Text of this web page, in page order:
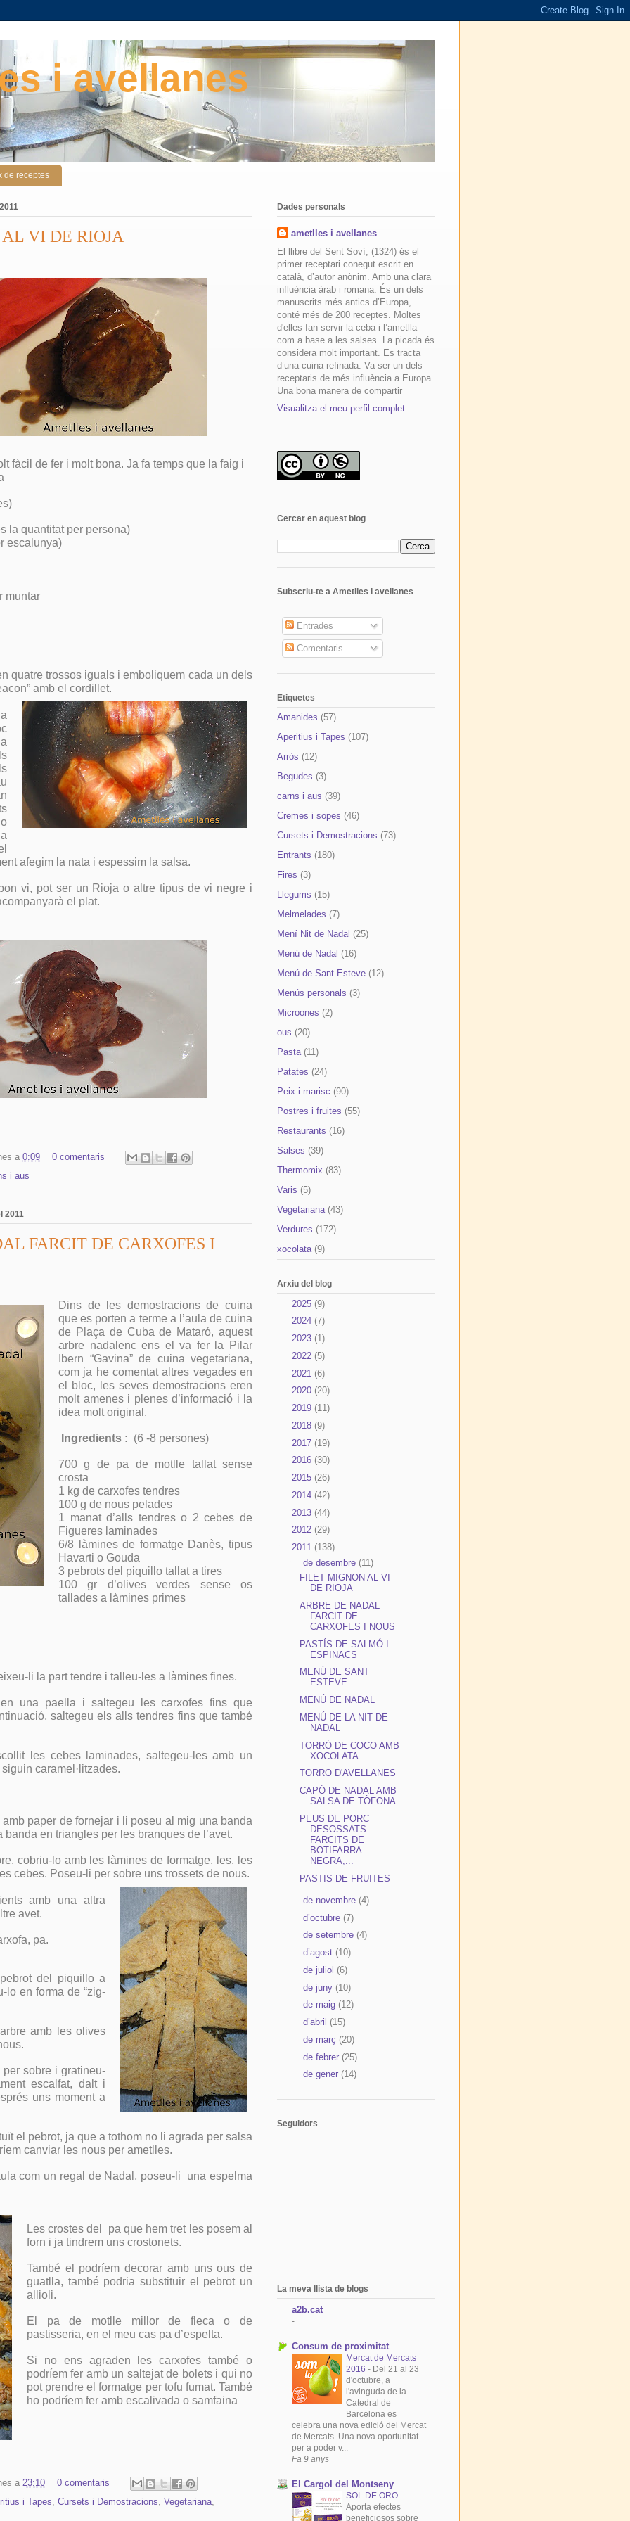
i avellanes
de receptes
VI DE RIOJA
fàcil de fer i molt bona. Ja fa temps que la faig i
la quantitat per persona)
escalunya)
muntar
quatre trossos iguals i emboliquem cada un dels
amb el cordillet.
afegim la nata i espessim la salsa.
vi, pot ser un Rioja o altre tipus de vi negre i
el plat.
a 0:09
0 comentaris
i aus
2011
FARCIT DE CARXOFES I
Dins de les demostracions de cuina
que es porten a terme a l’aula de cuina
de Plaça de Cuba de Mataró, aquest
arbre nadalenc ens el va fer la Pilar
Ibern “Gavina” de cuina vegetariana,
com ja he comentat altres vegades en
el bloc, les seves demostracions eren
molt amenes i plenes d’informació i la
idea molt original.
Ingredients : (6 -8 persones)
700 g de pa de motlle tallat sense
crosta
1 kg de carxofes tendres
100 g de nous pelades
1 manat d’alls tendres o 2 cebes de
Figueres laminades
6/8 làmines de formatge Danès, tipus
Havarti o Gouda
3 pebrots del piquillo tallat a tires
100 gr d’olives verdes sense os
tallades a làmines primes
li la part tendre i talleu-les a làmines fines.
una paella i saltegeu les carxofes fins que
saltegeu els alls tendres fins que també
les cebes laminades, saltegeu-les amb un
caramel·litzades.
paper de fornejar i li poseu al mig una banda
banda en triangles per les branques de l’avet.
cobriu-lo amb les làmines de formatge, les, les
cebes. Poseu-li per sobre uns trossets de nous.
amb una altra
avet.
pa.
del piquillo a
lo en forma de “zig-
amb les olives
sobre i gratineu-
escalfat, dalt i
uns moment a
el pebrot, ja que a tothom no li agrada per salsa
canviar les nous per ametlles.
com un regal de Nadal, poseu-li una espelma
Les crostes del
pa que hem tret les posem al
forn i ja tindrem uns crostonets.
També el podríem decorar amb uns ous de
guatlla, també podria substituir el pebrot un
allioli.
El pa de motlle millor de fleca o de
pastisseria, en el meu cas pa d’espelta.
Si no ens agraden les carxofes també o
podríem fer amb un saltejat de bolets i qui no
pot prendre el formatge per tofu fumat. També
ho podríem fer amb escalivada o samfaina
a 23:10
0 comentaris
i Tapes Cursets i Demostracions Vegetariana
Dades personals
ametlles i avellanes
El llibre del Sent Soví, (1324) és el
primer receptari conegut escrit en
català, d’autor anònim. Amb una clara
influència àrab i romana. És un dels
manuscrits més antics d’Europa,
conté més de 200 receptes. Moltes
d'elles fan servir la ceba i l’ametlla
com a base a les salses. La picada és
considera molt important. Es tracta
d’una cuina refinada. Va ser un dels
receptaris de més influència a Europa.
Una bona manera de compartir
Visualitza el meu perfil complet
Cercar en aquest blog
Subscriu-te a Ametlles i avellanes
Entrades
Comentaris
Etiquetes
Amanides (57)
Aperitius i Tapes (107)
Arròs (12)
Begudes (3)
carns i aus (39)
Cremes i sopes (46)
Cursets i Demostracions (73)
Entrants (180)
Fires (3)
Llegums (15)
Melmelades (7)
Mení Nit de Nadal (25)
Menú de Nadal (16)
Menú de Sant Esteve (12)
Menús personals (3)
Microones (2)
ous (20)
Pasta (11)
Patates (24)
Peix i marisc (90)
Postres i fruites (55)
Restaurants (16)
Salses (39)
Thermomix (83)
Varis (5)
Vegetariana (43)
Verdures (172)
xocolata (9)
Arxiu del blog
2025 (9)
2024 (7)
2023 (1)
2022 (5)
2021 (6)
2020 (20)
2019 (11)
2018 (9)
2017 (19)
2016 (30)
2015 (26)
2014 (42)
2013 (44)
2012 (29)
2011 (138)
de desembre (11)
FILET MIGNON AL VI
DE RIOJA
ARBRE DE NADAL
FARCIT DE
CARXOFES I NOUS
PASTÍS DE SALMÓ I
ESPINACS
MENÚ DE SANT
ESTEVE
MENÚ DE NADAL
MENÚ DE LA NIT DE
NADAL
TORRÓ DE COCO AMB
XOCOLATA
TORRO D'AVELLANES
CAPÓ DE NADAL AMB
SALSA DE TÒFONA
PEUS DE PORC
DESOSSATS
FARCITS DE
BOTIFARRA
NEGRA,...
PASTIS DE FRUITES
de novembre (4)
d’octubre (7)
de setembre (4)
d’agost (10)
de juliol (6)
de juny (10)
de maig (12)
d’abril (15)
de març (20)
de febrer (25)
de gener (14)
Seguidors
La meva llista de blogs
a2b.cat
-
Consum de proximitat
Mercat de Mercats
2016 - Del 21 al 23
d'octubre, a
l'avinguda de la
Catedral de
Barcelona es
celebra una nova edició del Mercat
de Mercats. Una nova oportunitat
per a poder v...
Fa 9 anys
El Cargol del Montseny
SOL DE ORO -
Aporta efectes
beneficiosos sobre